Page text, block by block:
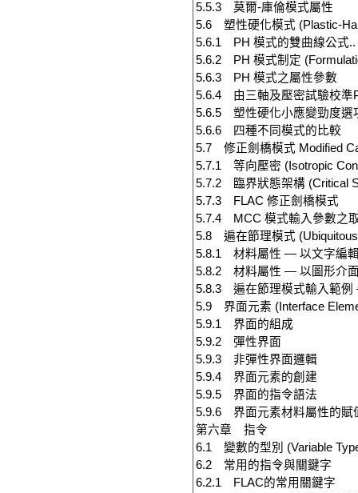
5.5.3 莫爾-庫倫模式屬性
5.6 塑性硬化模式 (Plastic-
5.6.1 PH 模式的雙曲線公式..
5.6.2 PH 模式制定
5.6.3 PH 模式之屬性參數
5.6.4 由三軸及壓密試驗校準
5.6.5 塑性硬化小應變勁度選
5.6.6 四種不同模式的比較
5.7 修正劍橋模式 Modified
5.7.1 等向壓密 (Isotropic
5.7.2 臨界狀態架構 (Critical
5.7.3 FLAC 修正劍橋模式
5.7.4 MCC 模式輸入參數之
5.8 遍在節理模式
5.8.1 材料屬性 — 以文字編
5.8.2 材料屬性 — 以圖形介
5.8.3 遍在節理模式輸入範例
5.9 界面元素 (Interface
5.9.1 界面的組成
5.9.2 彈性界面
5.9.3 非彈性界面邏輯
5.9.4 界面元素的創建
5.9.5 界面的指令語法
5.9.6 界面元素材料屬性的賦
第六章 指令
6.1 變數的型別 (Variable
6.2 常用的指令與關鍵字
6.2.1 FLAC的常用關鍵字